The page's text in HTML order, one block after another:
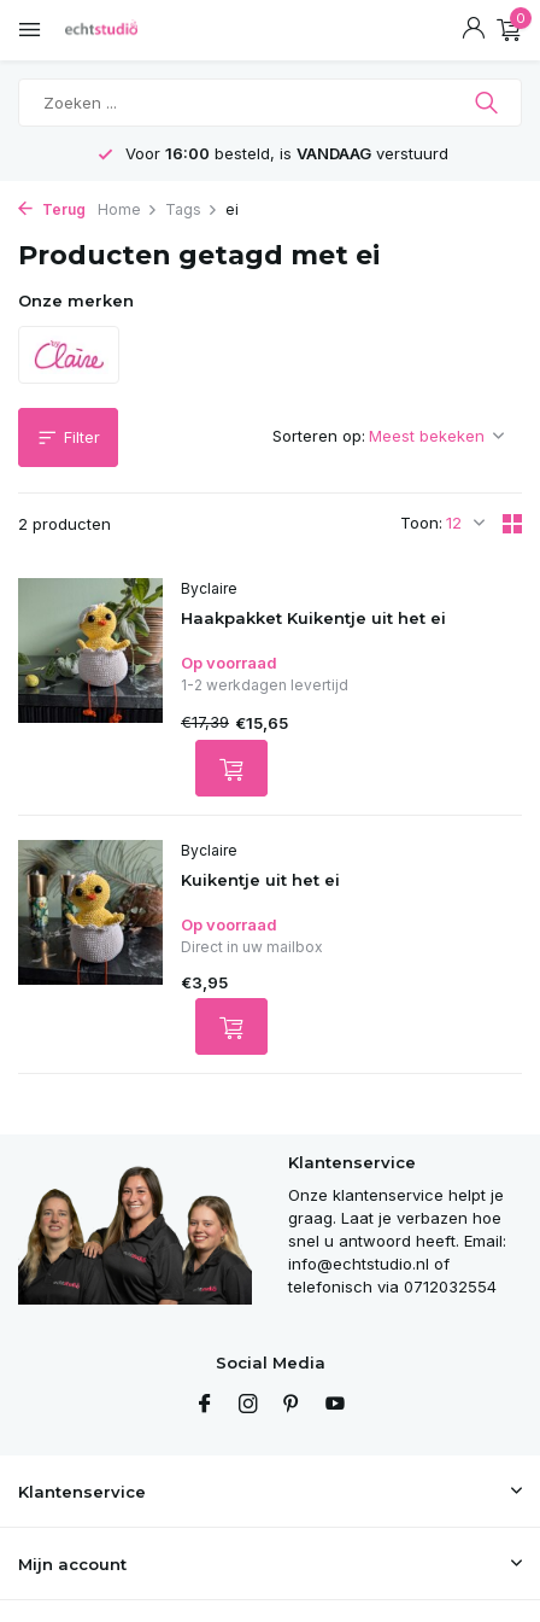
0
Voor 16:00 besteld, is VANDAAGverstuurd
Terug Home Tags ei
Producten getagd met ei
Onze merken
Filter
2 producten Toon:
Sorteren op:
Byclaire
Haakpakket Kuikentje uit het ei
Op voorraad
1-2 werkdagen levertijd
€17,39 €15,65
Byclaire
Kuikentje uit het ei
Op voorraad
Direct in uw mailbox
€3,95
Klantenservice
Onze klantenservice helpt je
graag. Laat je verbazen hoe
snel u antwoord heeft. Email:
info@echtstudio.nl of
telefonisch via 0712032554
Social Media
Klantenservice
Mijn account